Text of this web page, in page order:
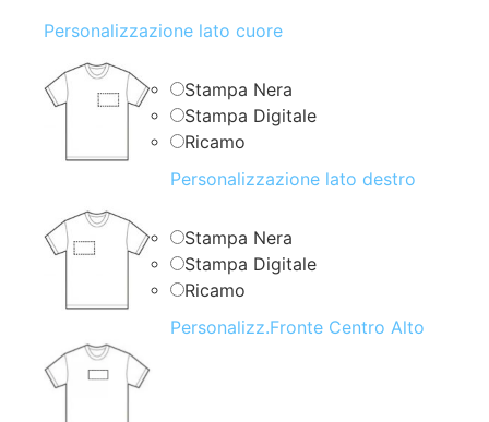
Personalizzazione lato cuore
Stampa Nera
Stampa Digitale
Ricamo
Personalizzazione lato destro
Stampa Nera
Stampa Digitale
Ricamo
Personalizz.Fronte Centro Alto